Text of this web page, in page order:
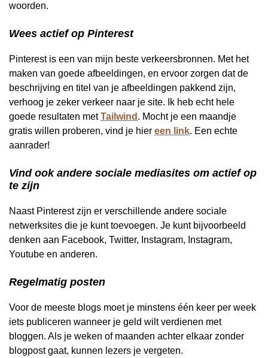
woorden.
Wees actief op Pinterest
Pinterest is een van mijn beste verkeersbronnen. Met het
maken van goede afbeeldingen, en ervoor zorgen dat de
beschrijving en titel van je afbeeldingen pakkend zijn,
verhoog je zeker verkeer naar je site. Ik heb echt hele
goede resultaten metTailwind . Mocht je een maandje
gratis willen proberen, vind je hier een link. Een echte
aanrader!
Vind ook andere sociale mediasites om actief op
te zijn
Naast Pinterest zijn er verschillende andere sociale
netwerksites die je kunt toevoegen. Je kunt bijvoorbeeld
denken aan Facebook, Twitter, Instagram, Instagram,
Youtube en anderen.
Regelmatig posten
Voor de meeste blogs moet je minstens één keer per week
iets publiceren wanneer je geld wilt verdienen met
bloggen. Als je weken of maanden achter elkaar zonder
blogpost gaat, kunnen lezers je vergeten.